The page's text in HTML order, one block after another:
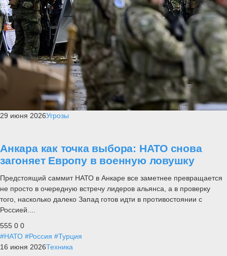
29 июня 2026Угрозы
Анкара как точка выбора: НАТО снова
загоняет Европу в военную ловушку
Предстоящий саммит НАТО в Анкаре все заметнее превращается
не просто в очередную встречу лидеров альянса, а в проверку
того, насколько далеко Запад готов идти в противостоянии с
Россией....
555 0 0
#НАТО #Россия #Турция
16 июня 2026Техника